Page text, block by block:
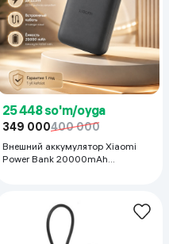
25 448 so'm/oyga
349 000400 000
Внешний аккумулятор Xiaomi
Power Bank 20000mAh